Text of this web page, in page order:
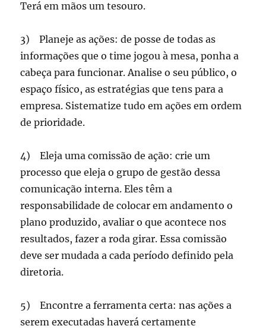
Terá em mãos um tesouro.
3) Planeje as ações: de posse de todas as
informações que o time jogou à mesa, ponha a
cabeça para funcionar. Analise o seu público, o
espaço físico, as estratégias que tens para a
empresa. Sistematize tudo em ações em ordem
de prioridade.
4) Eleja uma comissão de ação: crie um
processo que eleja o grupo de gestão dessa
comunicação interna. Eles têm a
responsabilidade de colocar em andamento o
plano produzido, avaliar o que acontece nos
resultados, fazer a roda girar. Essa comissão
deve ser mudada a cada período definido pela
diretoria.
5) Encontre a ferramenta certa: nas ações a
serem executadas haverá certamente